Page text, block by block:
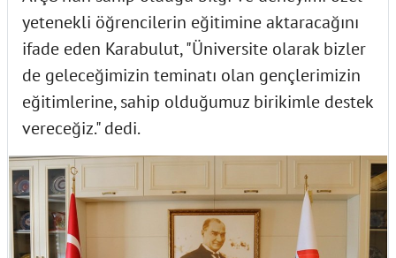
yetenekli öğrencilerin eğitimine aktaracağını
ifade eden Karabulut, "Üniversite olarak bizler
de geleceğimizin teminatı olan gençlerimizin
eğitimlerine, sahip olduğumuz birikimle destek
vereceğiz." dedi.